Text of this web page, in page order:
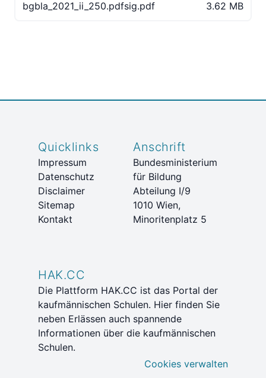
bgbla_2021_ii_250.pdfsig.pdf 3.62 MB
Quicklinks
Impressum
Datenschutz
Disclaimer
Sitemap
Kontakt
Anschrift
Bundesministerium
für Bildung
Abteilung I/9
1010 Wien,
Minoritenplatz 5
HAK.CC
Die Plattform HAK.CC ist das Portal der
kaufmännischen Schulen. Hier finden Sie
neben Erlässen auch spannende
Informationen über die kaufmännischen
Schulen.
Cookies verwalten